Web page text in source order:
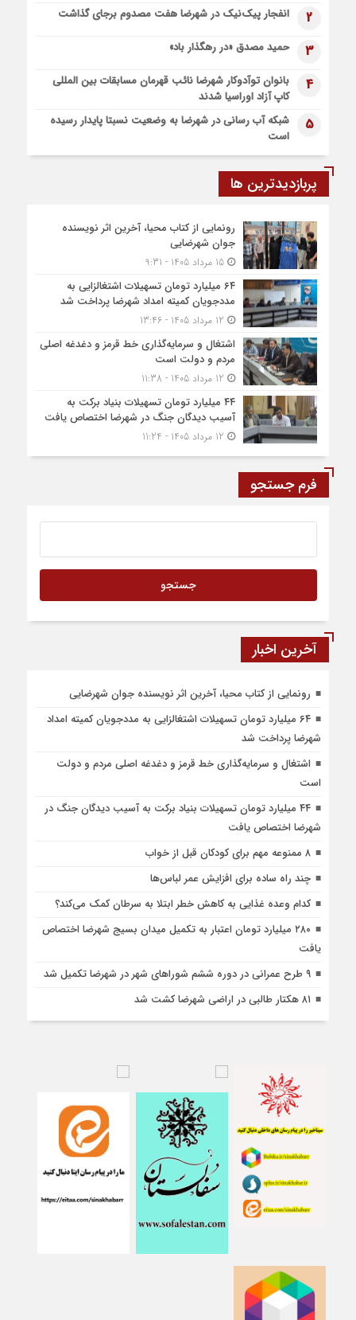
اعزام موکب بقیه الله الاعظم (عج) از شهرضا به نجف اشرف
قطار زیارتی مشهد مقدس در مسیر شهرضا و دهاقان قرار گرفت
2 انفجار پیک‌نیک در شهرضا هفت مصدوم برجای گذاشت
3 حمید مصدق «در رهگذار باد»
4
بانوان توآدوکار شهرضا نائب قهرمان مسابقات بین المللی
کاپ آزاد اوراسیا شدند
5
شبکه آب رسانی در شهرضا به وضعیت نسبتا پایدار رسیده
است
پربازدیدترین ها
رونمایی از کتاب محیا، آخرین اثر نویسنده
جوان شهرضایی
15 مرداد 1405 - 9:31
۶۴ میلیارد تومان تسهیلات اشتغالزایی به
مددجویان کمیته امداد شهرضا پرداخت شد
اشتغال و سرمایه‌گذاری خط قرمز و دغدغه اصلی
مردم و دولت است
۴۴ میلیارد تومان تسهیلات بنیاد برکت به
آسیب دیدگان جنگ در شهرضا اختصاص یافت
فرم جستجو
آخرین اخبار
رونمایی از کتاب محیا، آخرین اثر نویسنده جوان شهرضایی
۶۴ میلیارد تومان تسهیلات اشتغالزایی به مددجویان کمیته امداد
شهرضا پرداخت شد
اشتغال و سرمایه‌گذاری خط قرمز و دغدغه اصلی مردم و دولت
است
۴۴ میلیارد تومان تسهیلات بنیاد برکت به آسیب دیدگان جنگ در
شهرضا اختصاص یافت
۸ ممنوعه مهم برای کودکان قبل از خواب
چند راه ساده برای افزایش عمر لباس‌ها
کدام وعده غذایی به کاهش خطر ابتلا به سرطان کمک می‌کند؟
۲۸۰ میلیارد تومان اعتبار به تکمیل میدان بسیج شهرضا اختصاص
یافت
۹ طرح عمرانی در دوره ششم شوراهای شهر در شهرضا تکمیل شد
۸۱ هکتار طالبی در اراضی شهرضا کشت شد